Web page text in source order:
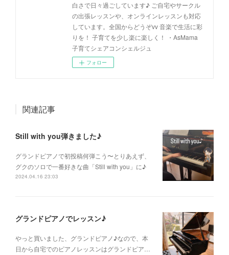
白さで日々過ごしています♪ ご自宅やサークル
の出張レッスンや、オンラインレッスンも対応
しています。全国からどうぞvv 音楽で生活に彩
りを！ 子育てを少し楽に楽しく！ ・AsMama
子育てシェアコンシェルジュ
フォロー
関連記事
Still with you弾きました♪
グランドピアノで初投稿何弾こう〜とりあえず、
グクのソロで一番好きな曲「Still with you」に♪
2024.04.16 23:03
グランドピアノでレッスン♪
やっと買いました、グランドピアノ♪なので、本
日から自宅でのピアノレッスンはグランドピア…